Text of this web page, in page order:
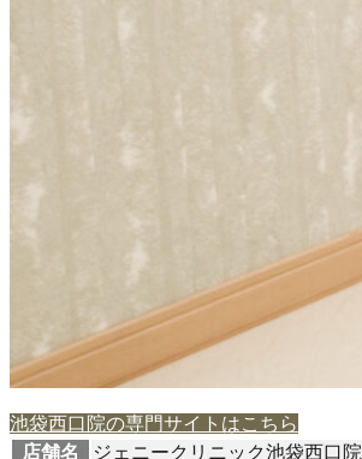
池袋西口院の専門サイトはこちら
店舗名
ジェニークリニック池袋西口院